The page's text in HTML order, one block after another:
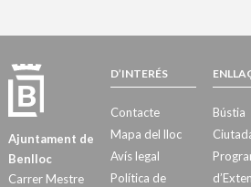
Ajuntament de
Benlloc
Carrer Mestre
D’INTERÉS
Contacte
Mapa del lloc
Avís legal
Política de
Bústia